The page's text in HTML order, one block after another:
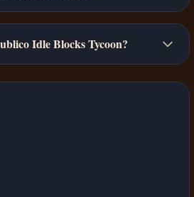
Idle Blocks Tycoon?